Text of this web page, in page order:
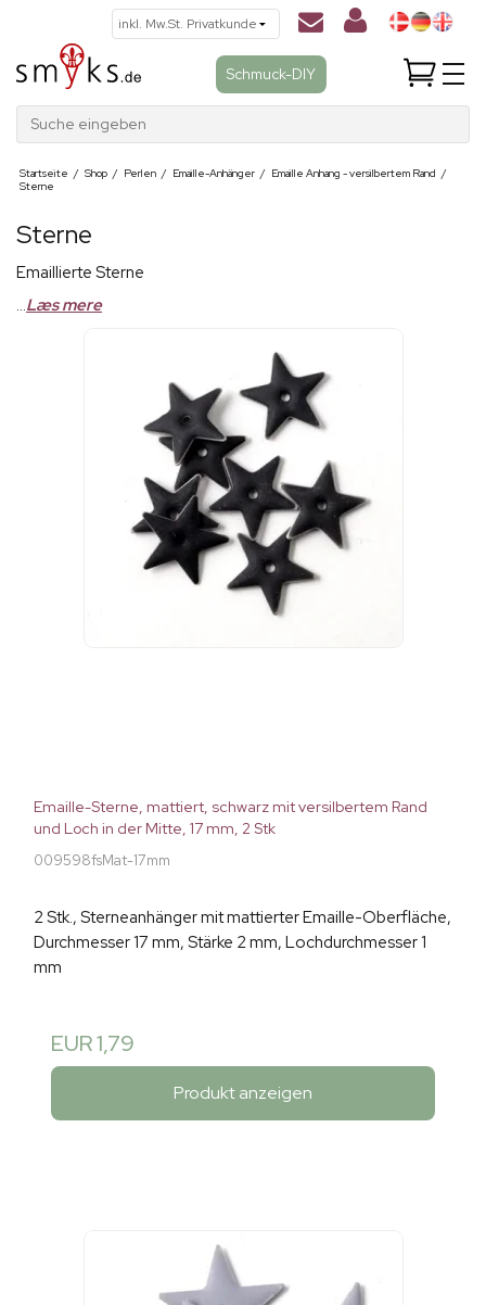
Schmuck-DIY
Suche eingeben
Startseite / Shop / Perlen / Emaille-Anhänger / Emaille Anhang - versilbertem Rand /
Sterne
Sterne
Emaillierte Sterne
...Læs mere
Emaille-Sterne, mattiert, schwarz mit versilbertem Rand
und Loch in der Mitte, 17 mm, 2 Stk
009598fsMat-17mm
2 Stk., Sterneanhänger mit mattierter Emaille-Oberfläche,
Durchmesser 17 mm, Stärke 2 mm, Lochdurchmesser 1
mm
EUR 1,79
Produkt anzeigen